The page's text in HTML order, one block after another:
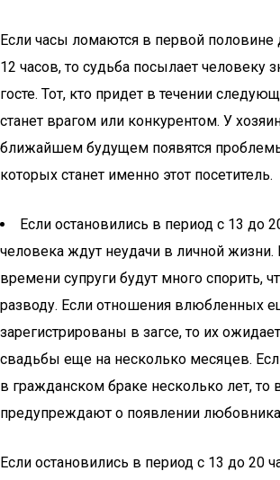
Если часы ломаются в первой половине
12 часов, то судьба посылает человеку
госте. Тот, кто придет в течении
станет врагом или конкурентом. У
ближайшем будущем появятся
которых станет именно этот посетитель.
Если остановились в период с 13 до
человека ждут неудачи в личной жизни.
времени супруги будут много спорить,
разводу. Если отношения влюбленных
зарегистрированы в загсе, то их
свадьбы еще на несколько месяцев.
в гражданском браке несколько лет, то
предупреждают о появлении
Если остановились в период с 13 до 20